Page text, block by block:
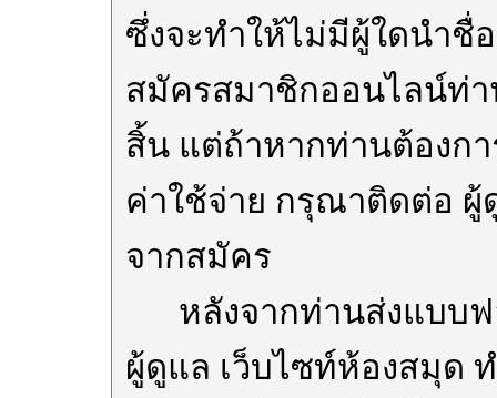
ซึ่งจะทำให้ไม่มีผู้ใดนำชื่
สมัครสมาชิกออนไลน์ท่า
สิ้น แต่ถ้าหากท่านต้องก
ค่าใช้จ่าย กรุณาติดต่อ ผู้
จากสมัคร
หลังจากท่านส่งแบบฟ
ผู้ดูแล เว็บไซท์ห้องสมุด